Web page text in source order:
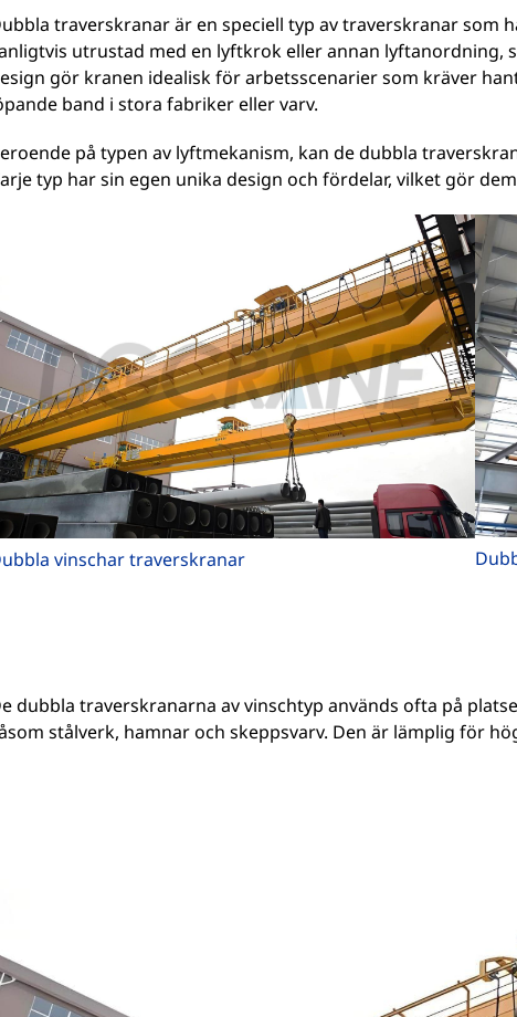
traverskranar är en speciell typ av traverskranar som
utrustad med en lyftkrok eller annan lyftanordning,
gör kranen idealisk för arbetsscenarier som kräver
band i stora fabriker eller varv.
på typen av lyftmekanism, kan de dubbla
typ har sin egen unika design och fördelar, vilket gör
vinschar traverskranar
dubbla traverskranarna av vinschtyp används ofta på
stålverk, hamnar och skeppsvarv. Den är lämplig för